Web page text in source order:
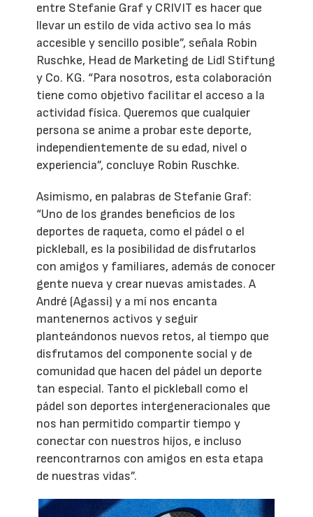
entre Stefanie Graf y CRIVIT es hacer que
llevar un estilo de vida activo sea lo más
accesible y sencillo posible”, señala Robin
Ruschke, Head de Marketing de Lidl Stiftung
y Co. KG. “Para nosotros, esta colaboración
tiene como objetivo facilitar el acceso a la
actividad física. Queremos que cualquier
persona se anime a probar este deporte,
independientemente de su edad, nivel o
experiencia”, concluye Robin Ruschke.
Asimismo, en palabras de Stefanie Graf:
“Uno de los grandes beneficios de los
deportes de raqueta, como el pádel o el
pickleball, es la posibilidad de disfrutarlos
con amigos y familiares, además de conocer
gente nueva y crear nuevas amistades. A
André (Agassi) y a mí nos encanta
mantenernos activos y seguir
planteándonos nuevos retos, al tiempo que
disfrutamos del componente social y de
comunidad que hacen del pádel un deporte
tan especial. Tanto el pickleball como el
pádel son deportes intergeneracionales que
nos han permitido compartir tiempo y
conectar con nuestros hijos, e incluso
reencontrarnos con amigos en esta etapa
de nuestras vidas”.